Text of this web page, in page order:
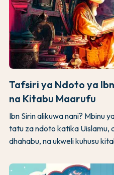
Tafsiri ya Ndoto ya
na Kitabu Maarufu
Ibn Sirin alikuwa nani? Mbinu
tatu za ndoto katika Uislamu,
dhahabu, na ukweli kuhusu